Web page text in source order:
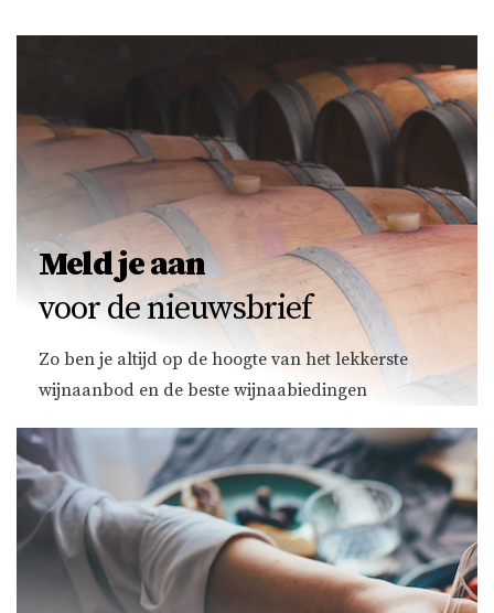
Meld je aan
voor de nieuwsbrief
Zo ben je altijd op de hoogte van het lekkerste
wijnaanbod en de beste wijnaabiedingen